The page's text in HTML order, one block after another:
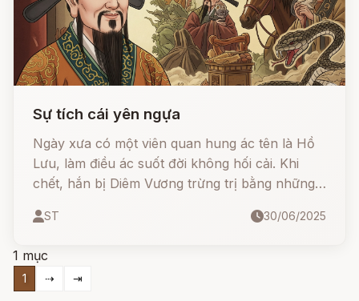
Sự tích cái yên ngựa
Ngày xưa có một viên quan hung ác tên là Hồ
Lưu, làm điều ác suốt đời không hối cải. Khi
chết, hắn bị Diêm Vương trừng trị bằng những
cùng, hắn có thức tỉnh?
ST 30/06/2025
1 mục
1 ⇢ ⇥